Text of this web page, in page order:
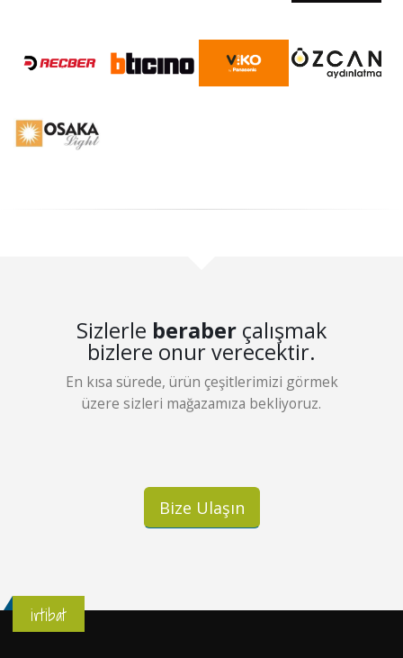
Sizlerle beraber çalışmak
bizlere onur verecektir.
En kısa sürede, ürün çeşitlerimizi görmek
üzere sizleri mağazamıza bekliyoruz.
Bize Ulaşın
irtibat